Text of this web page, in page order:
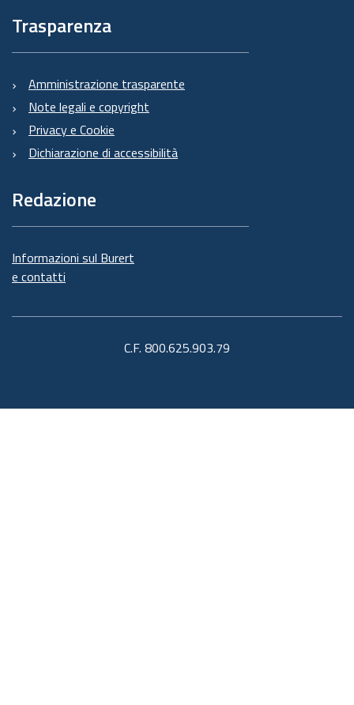
Trasparenza
Amministrazione trasparente
Note legali e copyright
Privacy e Cookie
Dichiarazione di accessibilità
Redazione
Informazioni sul Burert
e contatti
C.F. 800.625.903.79